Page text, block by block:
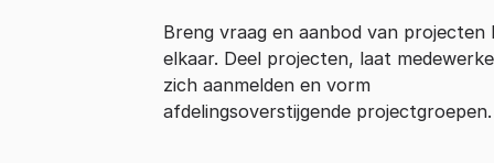
Breng vraag en aanbod van projecten
elkaar. Deel projecten, laat
zich aanmelden en vorm
afdelingsoverstijgende projectgroepen.